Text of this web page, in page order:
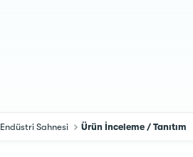
Endüstri Sahnesi Ürün İnceleme / Tanıtım